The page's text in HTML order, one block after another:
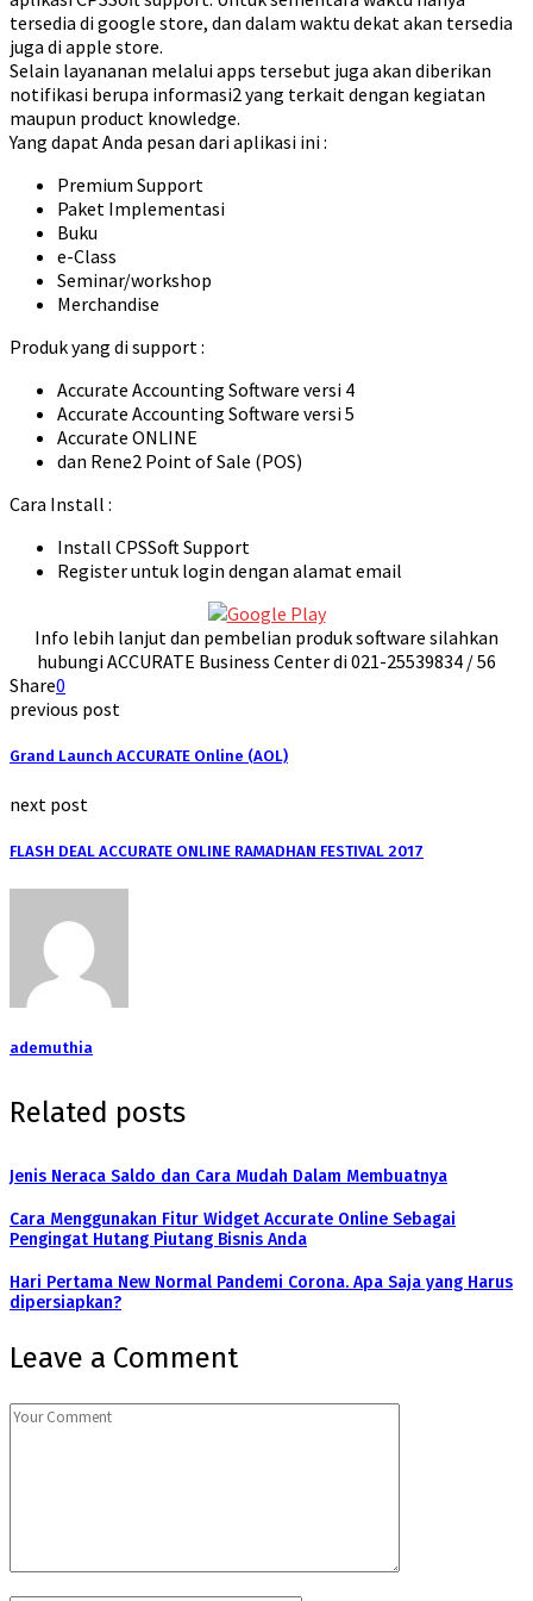
tersedia di google store, dan dalam waktu dekat akan tersedia
juga di apple store.
Selain layananan melalui apps tersebut juga akan diberikan
notifikasi berupa informasi2 yang terkait dengan kegiatan
maupun product knowledge.
Yang dapat Anda pesan dari aplikasi ini :
Premium Support
Paket Implementasi
Buku
e-Class
Seminar/workshop
Merchandise
Produk yang di support :
Accurate Accounting Software versi 4
Accurate Accounting Software versi 5
Accurate ONLINE
dan Rene2 Point of Sale (POS)
Cara Install :
Install CPSSoft Support
Register untuk login dengan alamat email
Info lebih lanjut dan pembelian produk software silahkan
hubungi ACCURATE Business Center di 021-25539834 / 56
Share0
previous post
Grand Launch ACCURATE Online (AOL)
next post
FLASH DEAL ACCURATE ONLINE RAMADHAN FESTIVAL 2017
ademuthia
Related posts
Jenis Neraca Saldo dan Cara Mudah Dalam Membuatnya
Cara Menggunakan Fitur Widget Accurate Online Sebagai
Pengingat Hutang Piutang Bisnis Anda
Hari Pertama New Normal Pandemi Corona. Apa Saja yang Harus
dipersiapkan?
Leave a Comment